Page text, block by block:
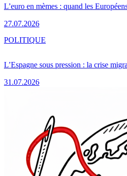
L’euro en mèmes : quand les
27.07.2026
L’Espagne sous pression : la crise
31.07.2026
POLITIQUE